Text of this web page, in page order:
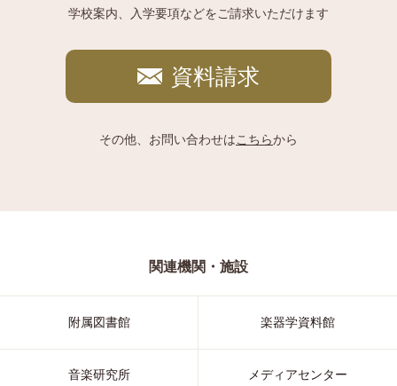
学校案内、入学要項などをご請求いただけます
資料請求
その他、お問い合わせはこちらから
関連機関・施設
附属図書館 楽器学資料館
音楽研究所 メディアセンター